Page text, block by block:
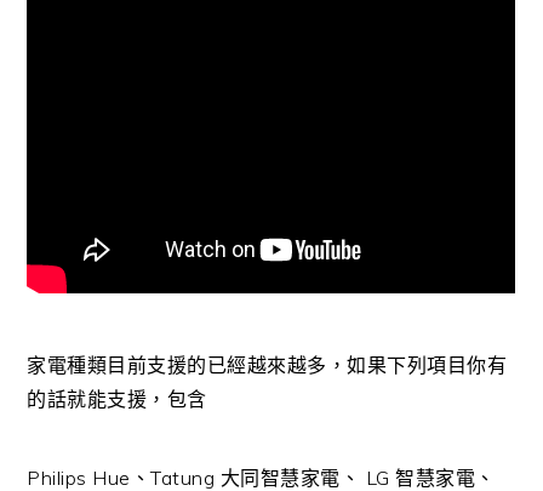
家電種類目前支援的已經越來越多，如果下列項目你有
的話就能支援，包含
Philips Hue、Tatung 大同智慧家電、 LG 智慧家電、